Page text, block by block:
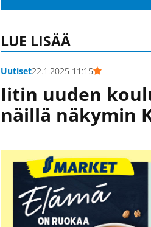
LUE LISÄÄ
Uutiset22.1.2025 11:15
Iitin uuden
näillä näkymin